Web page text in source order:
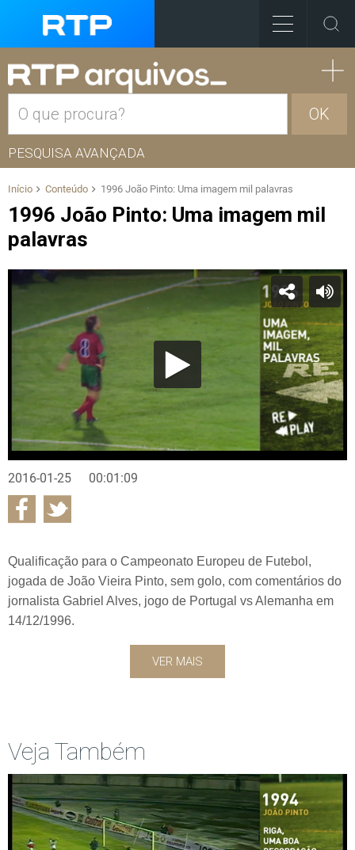
OK
PESQUISA AVANÇADA
Início Conteúdo 1996 João Pinto: Uma imagem mil palavras
1996 João Pinto: Uma imagem mil
palavras
2016-01-25 00:01:09
Qualificação para o Campeonato Europeu de Futebol,
jogada de João Vieira Pinto, sem golo, com comentários do
jornalista Gabriel Alves, jogo de Portugal vs Alemanha em
14/12/1996.
VER MAIS
Veja Também